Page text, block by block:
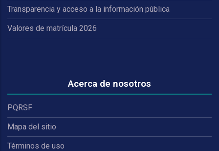
Transparencia y acceso a la información pública
Valores de matrícula 2026
Acerca de nosotros
PQRSF
Mapa del sitio
Términos de uso